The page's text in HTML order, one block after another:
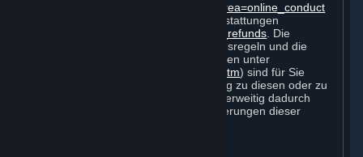
http://steampowered.com/index.php?area=online_conduct
sowie die Richtlinien für Steam-Rückerstattungen
http://store.steampowered.com/steam_refunds . Die
Abonnementbedingungen, die Nutzungsregeln und die
Datenschutzrichtlinie von Valve (zu finden unter
http://www.valvesoftware.com/privacy.htm) sind für Sie
verbindlich, sobald Sie Ihre Zustimmung zu diesen oder zu
dieser Vereinbarung erklären oder anderweitig dadurch
gebunden werden, wie in Ziffer 8 (Änderungen dieser